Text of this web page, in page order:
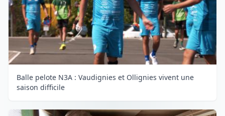
Balle pelote N3A : Vaudignies et Ollignies vivent une
saison difficile